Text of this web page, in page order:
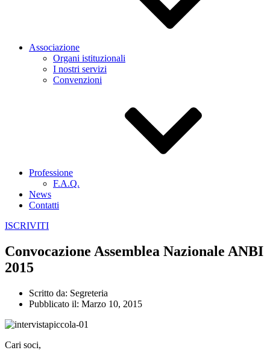
Associazione
Organi istituzionali
I nostri servizi
Convenzioni
Professione
F.A.Q.
News
Contatti
ISCRIVITI
Convocazione Assemblea Nazionale ANBI
2015
Scritto da: Segreteria
Pubblicato il: Marzo 10, 2015
Cari soci,